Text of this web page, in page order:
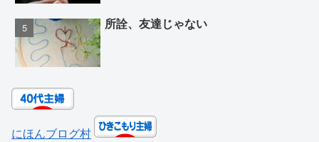
所詮、友達じゃない
にほんブログ村